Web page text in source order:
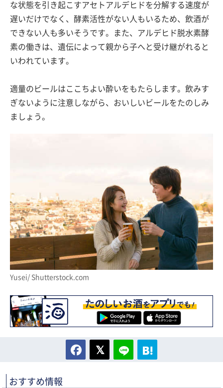
な状態を引き起こすアセトアルデヒドを分解する速度が
遅いだけでなく、酵素活性がない人もいるため、飲酒が
できない人も多いそうです。また、アルデヒド脱水素酵
素の働きは、遺伝によって親から子へと受け継がれると
いわれています。
適量のビールはここちよい酔いをもたらします。飲みす
ぎないように注意しながら、おいしいビールをたのしみ
ましょう。
Yusei/ Shutterstock.com
おすすめ情報